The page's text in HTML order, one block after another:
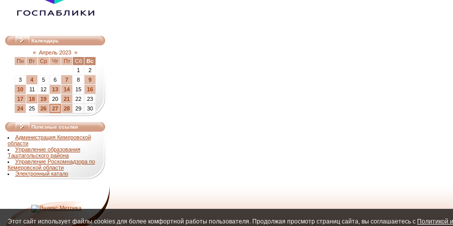
Календарь
« Апрель 2023 »
Пн
Вт Ср Чт Пт Сб
Вс
1
2
3
4 5 6 7 8
9
10
11 12 13 14 15
16
17
18 19 20 21 22
23
24
25 26 27 28 29 30
Полезные ссылки
Администрация Кемеровской
области
Управление образования
Таштагольского района
Управление Роскомнадзора по
Кемеровской области
Электронный катало
Этот сайт использует файлы cookies для более комфортной работы пользователя. Продолжая просмотр страниц сайта, вы соглашаетесь с Политикой